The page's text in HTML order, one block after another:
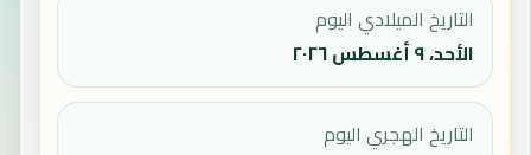
التاريخ الميلادي اليوم
الأحد، ٩ أغسطس ٢٠٢٦
التاريخ الهجري اليوم